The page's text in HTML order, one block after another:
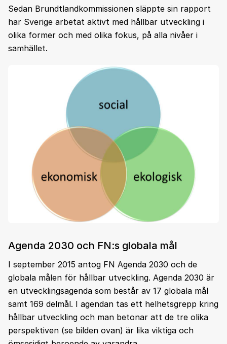
Sedan Brundtlandkommissionen släppte sin rapport
har Sverige arbetat aktivt med hållbar utveckling i
olika former och med olika fokus, på alla nivåer i
samhället.
Agenda 2030 och FN:s globala mål
I september 2015 antog FN Agenda 2030 och de
globala målen för hållbar utveckling. Agenda 2030 är
en utvecklingsagenda som består av 17 globala mål
samt 169 delmål. I agendan tas ett helhetsgrepp kring
hållbar utveckling och man betonar att de tre olika
perspektiven (se bilden ovan) är lika viktiga och